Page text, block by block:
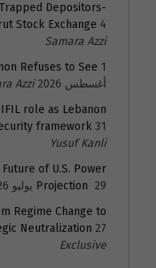
Depositors-
Stock Exchange 4 أغسطس 2026
Samara Azzi
Refuses to See 1
أغسطس 2026
Azzi
role as Lebanon
framework 31 يوليو 2026
Yusuf Kanli
of U.S. Power
Projection 29 يوليو 2026
Regime Change to
Neutralization 27 يوليو 2026
Exclusive